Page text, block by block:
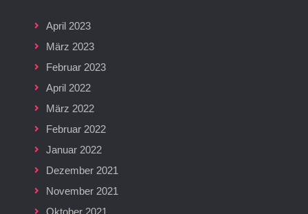
April 2023
März 2023
Februar 2023
April 2022
März 2022
Februar 2022
Januar 2022
Dezember 2021
November 2021